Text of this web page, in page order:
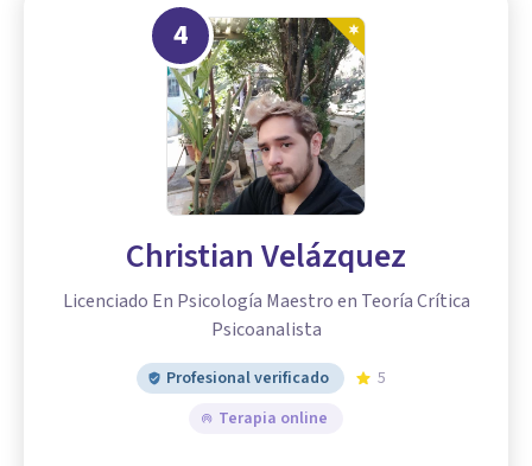
4
Christian Velázquez
Licenciado En Psicología Maestro en Teoría Crítica
Psicoanalista
Profesional verificado
5
Terapia online